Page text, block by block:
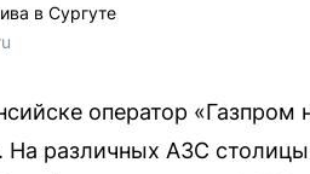
в Сургуте
оператор
На различных АЗС